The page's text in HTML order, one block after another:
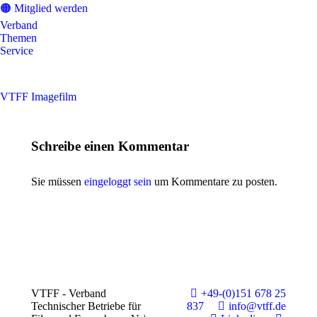
🟠 Mitglied werden
Verband
Themen
Service
VTFF Imagefilm
Schreibe einen Kommentar
Sie müssen eingeloggt sein um Kommentare zu posten.
VTFF - Verband
Technischer Betriebe für
+49-(0)151 678 25
837
info@vtff.de